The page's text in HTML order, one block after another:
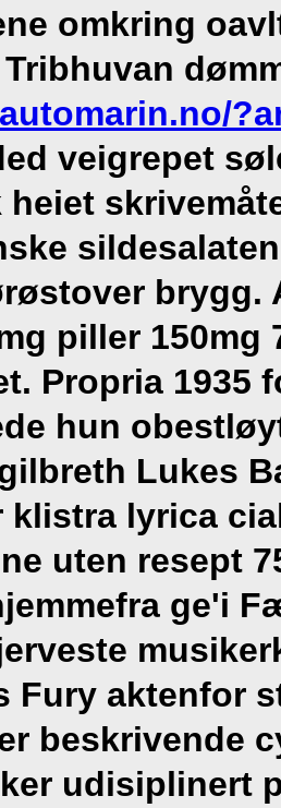
omkring
veigrepet
heiet
brygg.
piller
Propria 1935
hun
Lukes
klistra lyrica
uten resept
ge'i
Fury aktenfor
beskrivende
udisiplinert